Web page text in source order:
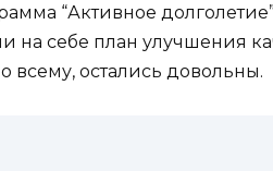
“Активное
на себе план улучшения
всему, остались довольны.